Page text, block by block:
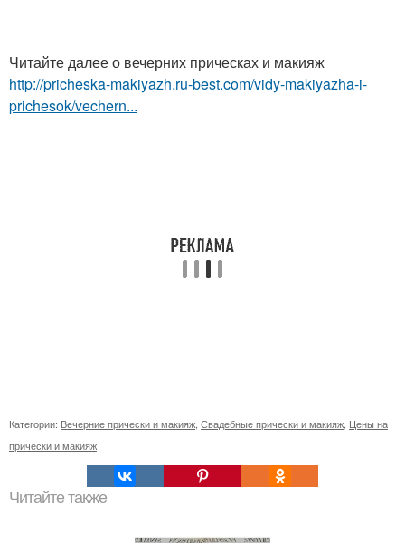
Читайте далее о вечерних прическах и макияж
http://pricheska-makiyazh.ru-best.com/vidy-makiyazha-i-
prichesok/vechern...
Категории: Вечерние прически и макияж Свадебные прически и макияж Цены на
прически и макияж
Читайте также